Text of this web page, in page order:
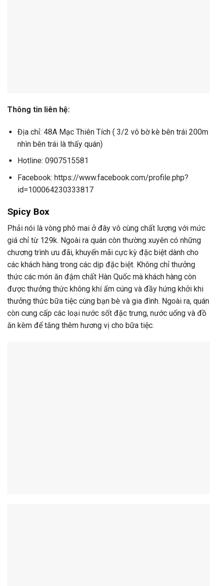
Thông tin liên hệ:
Địa chỉ: 48A Mạc Thiên Tích ( 3/2 vô bờ kè bên trái 200m
nhìn bên trái là thấy quán)
Hotline: 0907515581
Facebook: https://www.facebook.com/profile.php?
id=100064230333817
Spicy Box
Phải nói là vòng phô mai ở đây vô cùng chất lượng với mức
giá chỉ từ 129k. Ngoài ra quán còn thường xuyên có những
chương trình ưu đãi, khuyến mãi cực kỳ đặc biệt dành cho
các khách hàng trong các dịp đặc biệt. Không chỉ thưởng
thức các món ăn đậm chất Hàn Quốc mà khách hàng còn
được thưởng thức không khí ấm cúng và đầy hứng khởi khi
thưởng thức bữa tiệc cùng bạn bè và gia đình. Ngoài ra, quán
còn cung cấp các loại nước sốt đặc trưng, nước uống và đồ
ăn kèm để tăng thêm hương vị cho bữa tiệc.